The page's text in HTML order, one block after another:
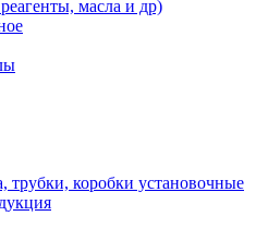
масла и др)
трубки, коробки установочные